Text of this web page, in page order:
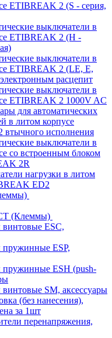
ETIBREAK 2 (S - серия,
выключатели в
ETIBREAK 2 (H -
выключатели в
ETIBREAK 2 (LE, E,
расцепит
выключатели в
ETIBREAK 2 1000V AC
для автоматических
в литом корпусе
исполнения
выключатели в
со встроенным блоком
2R
нагрузки в литом
ED2
(Клеммы)
ESC,
ESP,
ESH (push-
SM, аксессуары
(без нанесения),
за 1шт
перенапряжения,